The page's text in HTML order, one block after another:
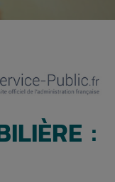
: